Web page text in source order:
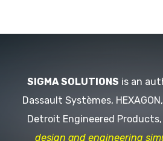
SIGMA SOLUTIONS is an
Dassault Systèmes,
Detroit Engineered Products,
design and engineering